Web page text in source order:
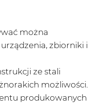
można
zbiorniki i
ze stali
możliwości.
produkowanych